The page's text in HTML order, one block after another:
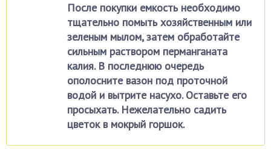
После покупки емкость необходимо
тщательно помыть хозяйственным или
зеленым мылом, затем обработайте
сильным раствором перманганата
калия. В последнюю очередь
ополосните вазон под проточной
водой и вытрите насухо. Оставьте его
просыхать. Нежелательно садить
цветок в мокрый горшок.